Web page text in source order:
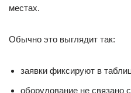
местах.
Обычно это выглядит так:
заявки фиксируют в
оборудование не связано